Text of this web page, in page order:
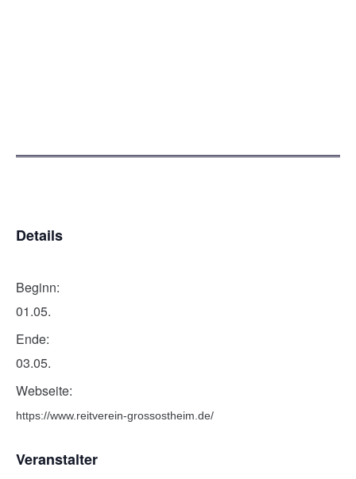
Details
Beginn:
01.05.
Ende:
03.05.
Webseite:
https://www.reitverein-grossostheim.de/
Veranstalter